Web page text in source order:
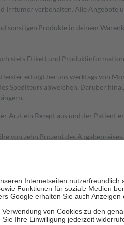
Irrtümer vorbehalten. Alle Angebote
sonstigen Produkte in deinem
stets Etikett und
erfolgt bei uns werktags von
Spediteurs abweichen. Darüber
Arzt ein Rezept aus und der Patient
von zehn Prozent des Abgabepreises,
Gesundheit zu stärken und die
Lebensjahr mit Ausnahme der
die von der GKV getragen werden